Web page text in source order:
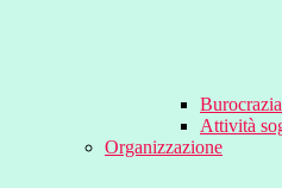
Attività
Organizzazione